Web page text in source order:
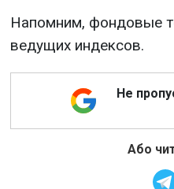
Напомним, фондовые
ведущих индексов.
Не
Або